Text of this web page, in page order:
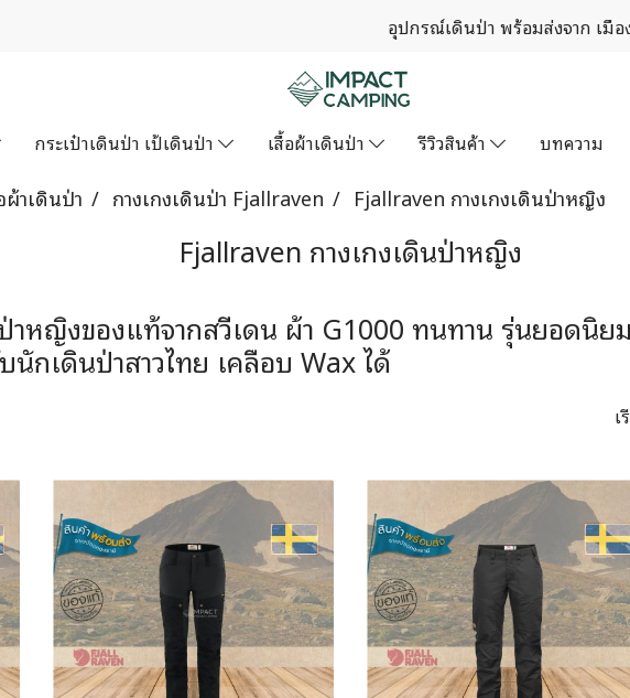
อุปกรณ์เดินป่า พร้อมส่งจาก เมือ
กระเป๋าเดินป่า เป้เดินป่า เสื้อผ้าเดินป่า รีวิวสินค้า บทความ
ผ้าเดินป่า กางเกงเดินป่า Fjallraven Fjallraven กางเกงเดินป่าหญิง
Fjallraven กางเกงเดินป่าหญิง
าหญิงของแท้จากสวีเดน ผ้า G1000 ทนทาน รุ่นยอดนิ
กเดินป่าสาวไทย เคลือบ Wax ได้
เ